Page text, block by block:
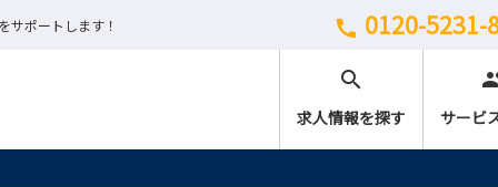
サポートします！ call 0120-5231-
search
求人情報を探す サービ